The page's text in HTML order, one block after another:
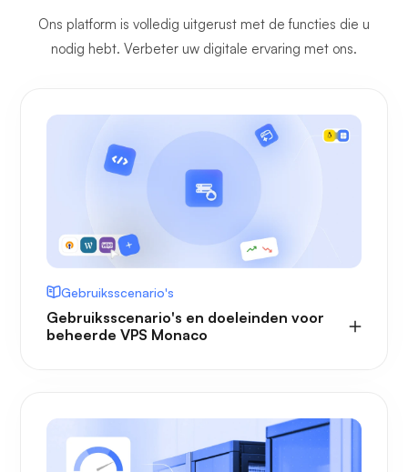
Ons platform is volledig uitgerust met de functies die u
nodig hebt. Verbeter uw digitale ervaring met ons.
Gebruiksscenario's
Gebruiksscenario's en doeleinden voor
beheerde VPS Monaco